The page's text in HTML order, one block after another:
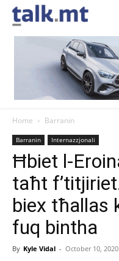
Home Barranin
Barranin Internazzjonali
Ħbiet l-
taħt
biex tħallas
fuq bintha
By Kyle Vidal - October 10, 2020